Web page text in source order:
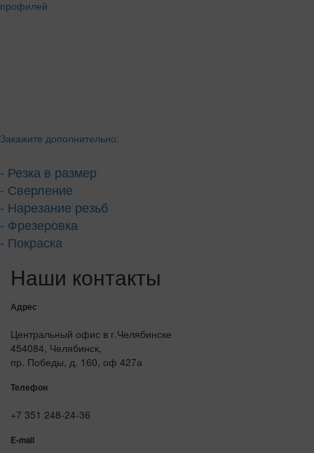
Закажите дополнительно:
- Резка в размер
- Сверление
- Нарезание резьб
- Фрезеровка
- Покраска
Наши контакты
Адрес
Центральный офис в г.Челябинске
454084, Челябинск,
пр. Победы, д. 160, оф 427а
Телефон
+7 351 248-24-36
E-mail